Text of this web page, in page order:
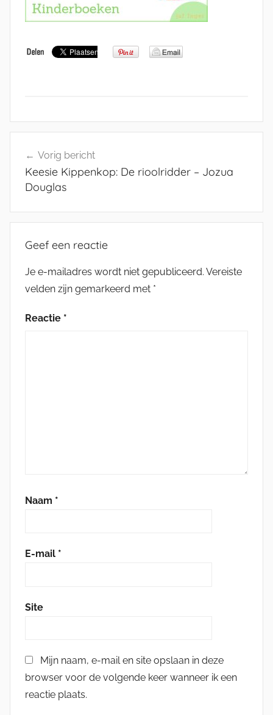
navigatie
Vorig bericht
Keesie Kippenkop: De rioolridder – Jozua
Douglas
Geef een reactie
Je e-mailadres wordt niet gepubliceerd. Vereiste
velden zijn gemarkeerd met *
Reactie *
Naam *
E-mail *
Site
Mijn naam, e-mail en site opslaan in deze
browser voor de volgende keer wanneer ik een
reactie plaats.